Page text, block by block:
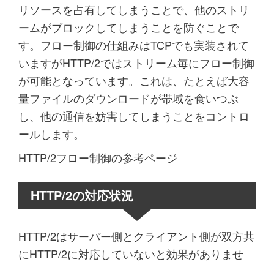
リソースを占有してしまうことで、他のストリ
ームがブロックしてしまうことを防ぐことで
す。フロー制御の仕組みはTCPでも実装されて
いますがHTTP/2ではストリーム毎にフロー制御
が可能となっています。これは、たとえば大容
量ファイルのダウンロードが帯域を食いつぶ
し、他の通信を妨害してしまうことをコントロ
ールします。
HTTP/2フロー制御の参考ページ
HTTP/2の対応状況
HTTP/2はサーバー側とクライアント側が双方共
にHTTP/2に対応していないと効果がありませ